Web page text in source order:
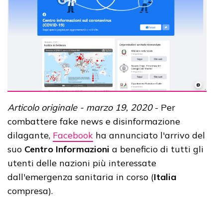
Articolo originale - marzo 19, 2020- Per
combattere fake news e disinformazione
dilagante, Facebook ha annunciato l'arrivo del
suo Centro Informazioni a beneficio di tutti gli
utenti delle nazioni più interessate
dall'emergenza sanitaria in corso (Italia
compresa).